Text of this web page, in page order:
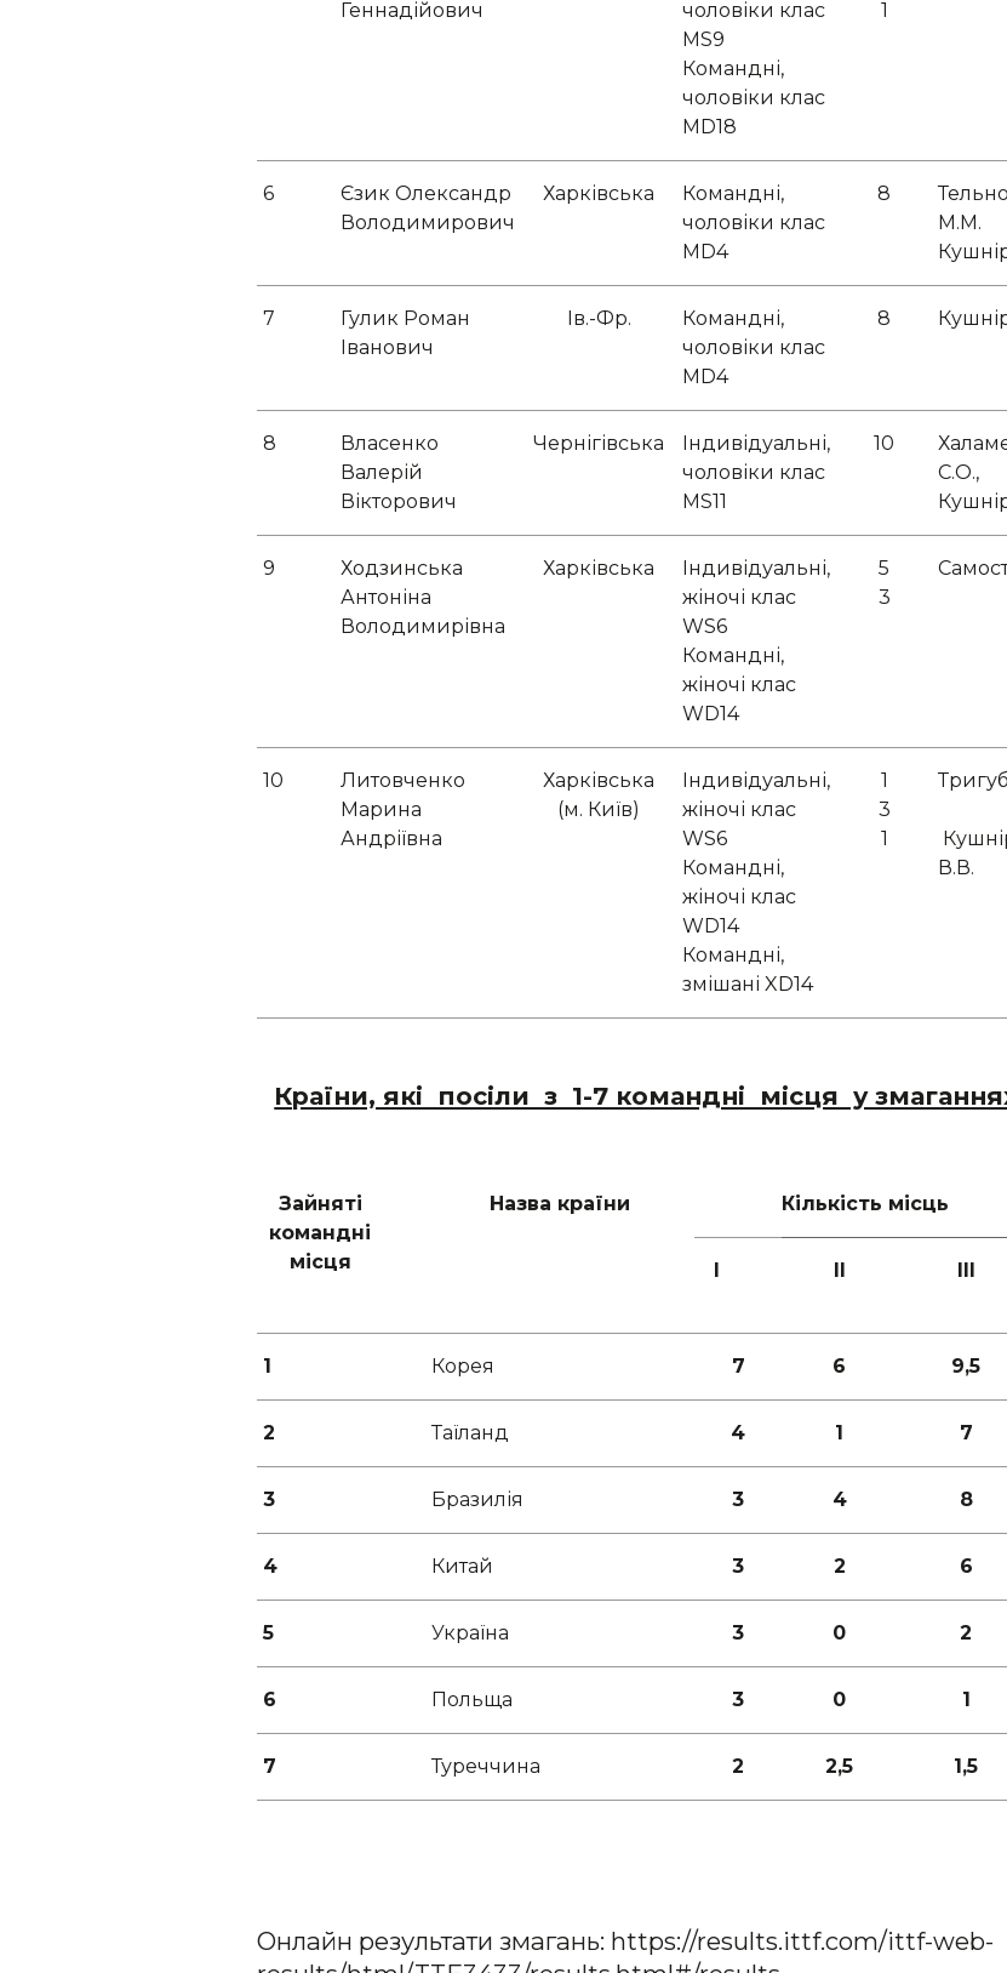
Геннадійович
чоловіки клас
MS9
Командні,
чоловіки клас
MD18
1
6
Єзик Олександр
Володимирович
Харківська
Командні,
чоловіки клас
MD4
8
М.М.
7
Гулик Роман
Іванович
Ів.-Фр.
Командні,
чоловіки клас
MD4
8
8
Власенко
Валерій
Вікторович
Чернігівська
Індивідуальні,
чоловіки клас
MS11
10
С.О.,
9
Ходзинська
Антоніна
Володимирівна
Харківська
Індивідуальні,
жіночі клас
WS6
Командні,
жіночі клас
WD14
5
3
10
Литовченко
Марина
Андріївна
Харківська
(м. Київ)
Індивідуальні,
жіночі клас
WS6
Командні,
жіночі клас
WD14
Командні,
змішані XD14
1
3
1
Тригуб
В.В.
Країни, які посіли з 1-7 командні місця у
Зайняті
командні
місця
Назва країни Кількість місць
1 Корея 7 6 9,5
2 Таїланд 4 1 7
3 Бразилія 3 4 8
4 Китай 3 2 6
5 Україна 3 0 2
6 Польща 3 0 1
7 Туреччина 2 2,5 1,5
Онлайн результати змагань: https://results.ittf.com/ittf-web-